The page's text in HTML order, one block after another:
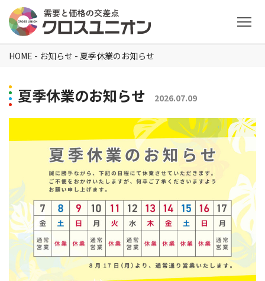
HOME - お知らせ - 夏季休業のお知らせ
夏季休業のお知らせ 2026.07.09